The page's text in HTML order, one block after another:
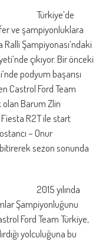
Türkiye’de
ve şampiyonluklara
Şampiyonası’ndaki
çıkıyor. Bir önceki
podyum başarısı
Castrol Ford Team
Barum Zlin
Fiesta R2T ile start
– Onur
sezon sonunda
2015 yılında
Şampiyonluğunu
Ford Team Türkiye,
yolculuğuna bu